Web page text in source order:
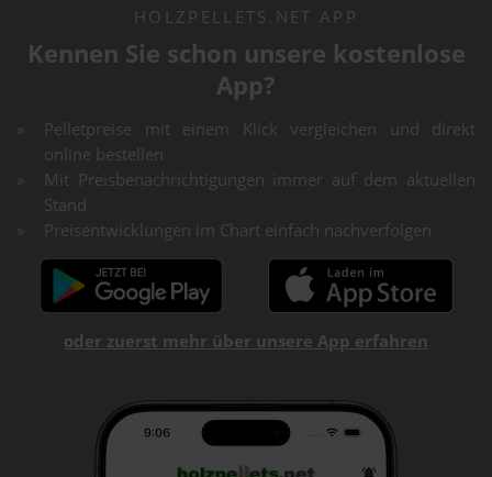
HOLZPELLETS.NET APP
Kennen Sie schon unsere kostenlose
App?
Pelletpreise mit einem Klick vergleichen und direkt
online bestellen
Mit Preisbenachrichtigungen immer auf dem aktuellen
Stand
Preisentwicklungen im Chart einfach nachverfolgen
oder zuerst mehr über unsere App erfahren